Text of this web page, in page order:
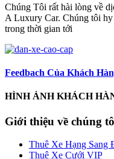
Chúng Tôi rất hài lòng về
A Luxury Car. Chúng tôi
trong thời gian tới
Feedbach Của Khách
HÌNH ẢNH KHÁCH
Giới thiệu về chúng
Thuê Xe Hạng Sang
Thuê Xe Cưới VIP